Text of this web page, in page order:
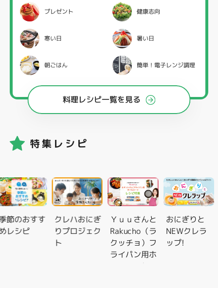
プレゼント 健康志向
寒い日 暑い日
朝ごはん 簡単！電子レンジ調理
料理レシピ一覧を見る
特集レシピ
のおすす
シピ
クレハおにぎ
りプロジェク
ト
Ｙｕｕさんと
Rakucho（ラ
クッチョ）フ
ライパン用ホ
イルシートレ
おにぎりと
NEWクレラ
ップ!